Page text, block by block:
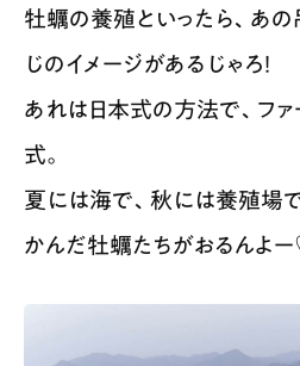
牡蠣の養殖といったら、あ
じのイメージがあるじゃろ！
あれは日本式の方法で、フ
式。
夏には海で、秋には養殖場
かんだ牡蠣たちがおるんよ